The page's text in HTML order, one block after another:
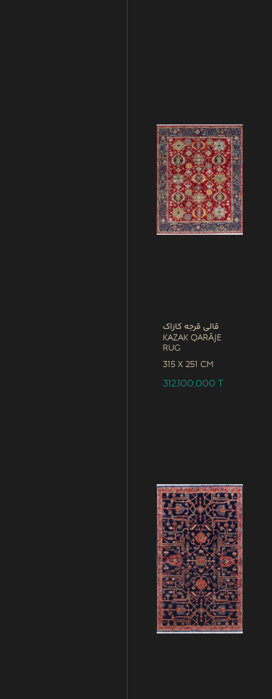
قالی قرجه کازاک
Kazak Qarāje
Rug
315 x 251 CM
312,100,000T